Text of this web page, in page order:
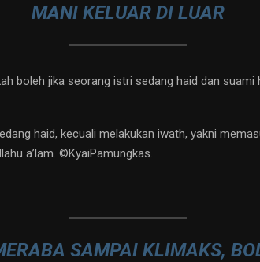
MANI KELUAR DI LUAR
boleh jika seorang istri sedang haid dan
haid, kecuali melakukan iwath, yakni
a’lam. ©️KyaiPamungkas.
SAMPAI KLIMAKS,